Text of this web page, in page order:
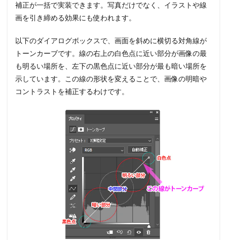
補正が一括で実装できます。写真だけでなく、イラストや線
画を引き締める効果にも使われます。
以下のダイアログボックスで、画面を斜めに横切る対角線が
トーンカーブです。線の右上の白色点に近い部分が画像の最
も明るい場所を、左下の黒色点に近い部分が最も暗い場所を
示しています。この線の形状を変えることで、画像の明暗や
コントラストを補正するわけです。